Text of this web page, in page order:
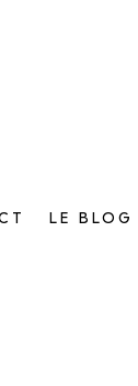
LE BLOG